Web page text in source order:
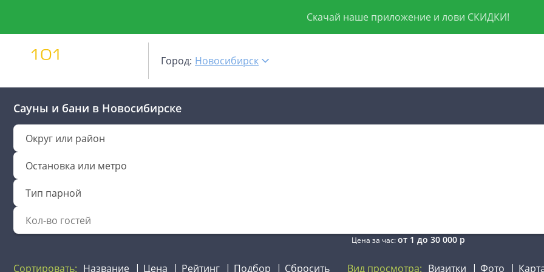
Скачай наше приложение и лови СКИДКИ!
Город: Новосибирск
Сауны и бани в Новосибирске
Округ или район
Остановка или метро
Тип парной
Цена за час:от 1 до 30 000р
Сортировать: Название Цена Рейтинг Подбор Сбросить Вид просмотра: Визитки Фото